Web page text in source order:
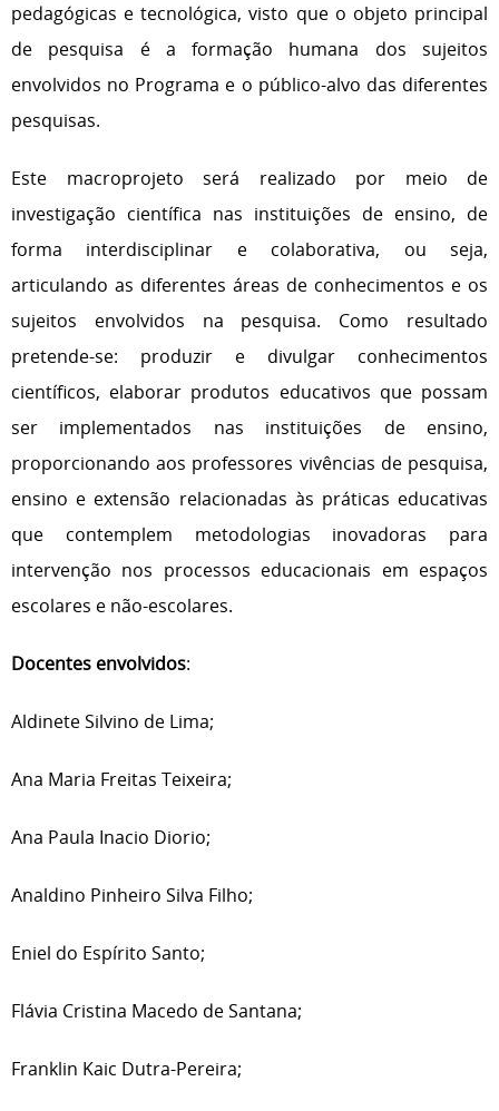
pedagógicas e tecnológica, visto que o objeto principal
de pesquisa é a formação humana dos sujeitos
envolvidos no Programa e o público-alvo das diferentes
pesquisas.
Este macroprojeto será realizado por meio de
investigação científica nas instituições de ensino, de
forma interdisciplinar e colaborativa, ou seja,
articulando as diferentes áreas de conhecimentos e os
sujeitos envolvidos na pesquisa. Como resultado
pretende-se: produzir e divulgar conhecimentos
científicos, elaborar produtos educativos que possam
ser implementados nas instituições de ensino,
proporcionando aos professores vivências de pesquisa,
ensino e extensão relacionadas às práticas educativas
que contemplem metodologias inovadoras para
intervenção nos processos educacionais em espaços
escolares e não-escolares.
Docentes envolvidos:
Aldinete Silvino de Lima;
Ana Maria Freitas Teixeira;
Ana Paula Inacio Diorio;
Analdino Pinheiro Silva Filho;
Eniel do Espírito Santo;
Flávia Cristina Macedo de Santana;
Franklin Kaic Dutra-Pereira;